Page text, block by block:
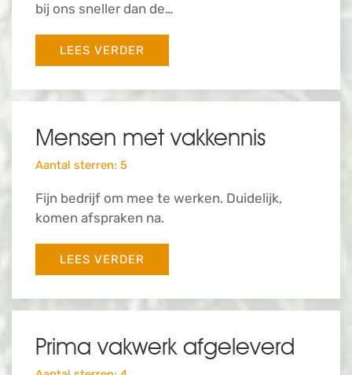
bij ons sneller dan de…
LEES VERDER
Mensen met vakkennis
Aantal sterren: 5
Fijn bedrijf om mee te werken. Duidelijk,
komen afspraken na.
LEES VERDER
Prima vakwerk afgeleverd